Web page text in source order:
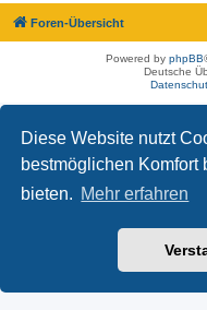
Diese Website nutzt
bestmöglichen Komfort
bieten. Mehr erfahren
Foren-Übersicht
Powered by phpBB
Deutsche